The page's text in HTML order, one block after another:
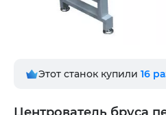
Этот станок купили 16